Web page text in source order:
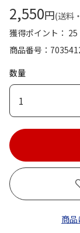
2,550円(送料
獲得ポイント：
商品番号
数量
1
商